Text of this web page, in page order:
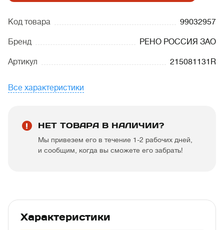
Код товара 99032957
Бренд РЕНО РОССИЯ ЗАО
Артикул 215081131R
Все характеристики
НЕТ ТОВАРА В НАЛИЧИИ?
Мы привезем его в течение 1-2 рабочих дней,
и сообщим, когда вы сможете его забрать!
Характеристики